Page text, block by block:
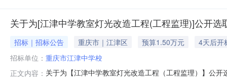
关于为[江津中学教室灯光改造工程(工程监理)]公开选
招标｜招标公告 重庆市｜江津区 预算1.50万元
4天后开
招标单位： 重庆市江津中学校
正文内容： 关于为【江津中学教室灯光改造工程（工程监理）】公